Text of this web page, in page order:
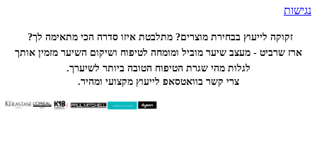
נגישות
זקוקה לייעוץ בבחירת מוצרים? מתלבטת איזו סדרה הכימתאימה לך?
ארז שרביט - מעצב שיער מוביל ומומחה לטיפוח ושיקום השיער מזמין אותך
לגלות מהי שגרת הטיפוח הטובה ביותר לשיערך.
צרי קשר בוואטסאפ לייעוץ מקצועי ומהיר.